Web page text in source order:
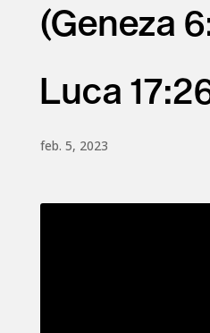
(Geneza
Luca
feb. 5, 2023